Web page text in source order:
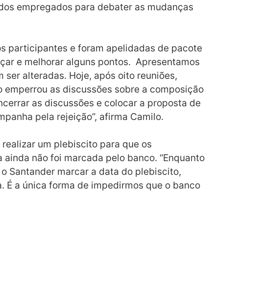
empregados para debater as mudanças
participantes e foram apelidadas de pacote
e melhorar alguns pontos. Apresentamos
alteradas. Hoje, após oito reuniões,
as discussões sobre a composição
as discussões e colocar a proposta de
pela rejeição”, afirma Camilo.
um plebiscito para que os
não foi marcada pelo banco. “Enquanto
Santander marcar a data do plebiscito,
a única forma de impedirmos que o banco